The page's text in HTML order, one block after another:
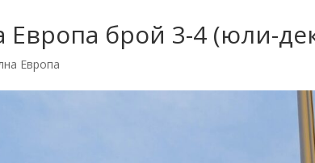
Европа брой 3-4 (юли-
Европа